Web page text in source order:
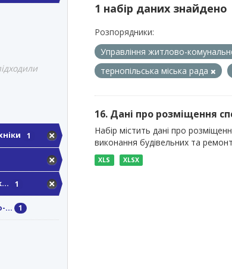
1
1
... 1
1 набір даних знайдено
Розпорядники:
Управління житлово-
тернопільська міська рада
16. Дані про розміщення
Набір містить дані про
виконання будівельних та
XLS XLSX